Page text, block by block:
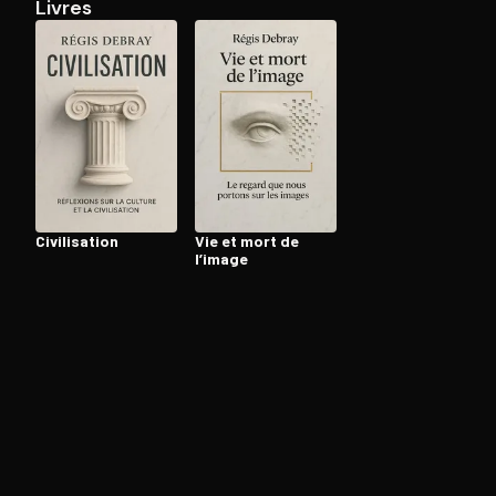
Ouvre l'app Appareil photo, pointe sur le code. C'est
Livres
Ci­vi­li­sa­tion
Vie et mort de
l’image